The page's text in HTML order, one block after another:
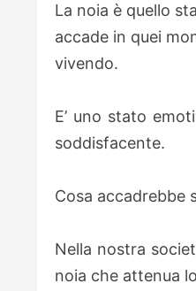
La noia è quello
accade in quei
vivendo.
E’ uno stato
soddisfacente.
Cosa accadrebbe
Nella nostra
noia che attenua